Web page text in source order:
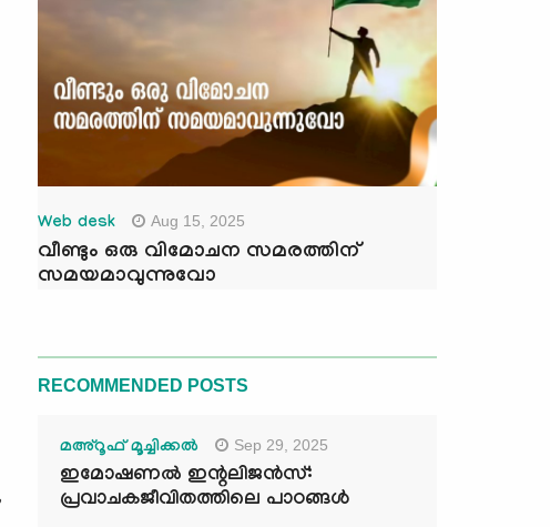
Web desk Aug 15, 2025
വീണ്ടും ഒരു വിമോചന സമരത്തിന്
സമയമാവുന്നുവോ
RECOMMENDED POSTS
മഅ്റൂഫ് മൂച്ചിക്കല്‍ Sep 29, 2025
ഇമോഷണൽ ഇന്റലിജൻസ്:
പ്രവാചകജീവിതത്തിലെ പാഠങ്ങൾ